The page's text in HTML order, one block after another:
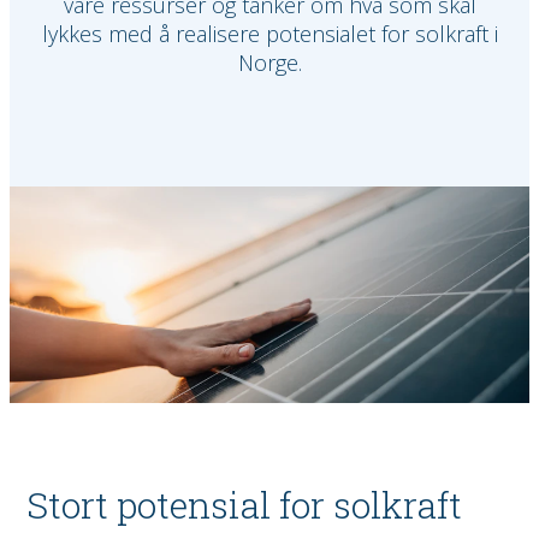
lykkes med å realisere potensialet for solkraft i
Norge.
Stort potensial for solkraft